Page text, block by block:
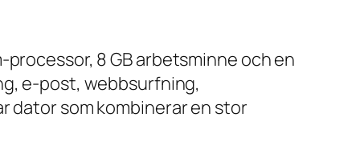
8 GB arbetsminne och en
e-post, webbsurfning,
dator som kombinerar en stor